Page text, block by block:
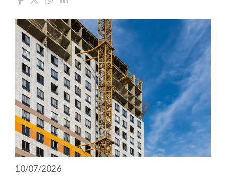
10/07/2026